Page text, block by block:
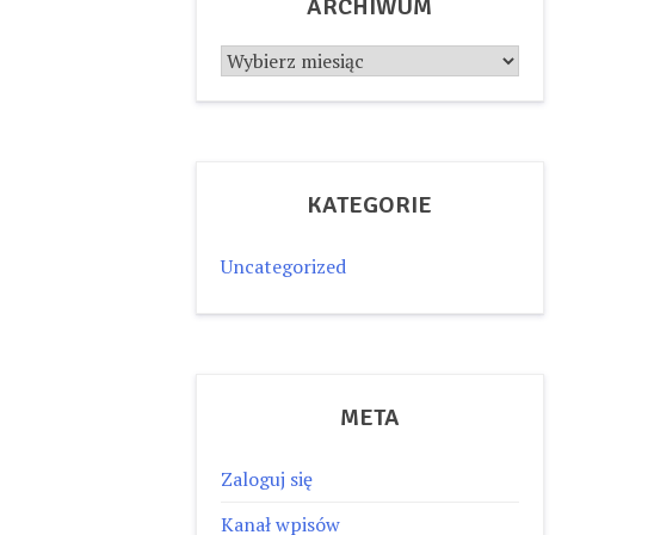
ARCHIWUM
Archiwum
KATEGORIE
Uncategorized
META
Zaloguj się
Kanał wpisów